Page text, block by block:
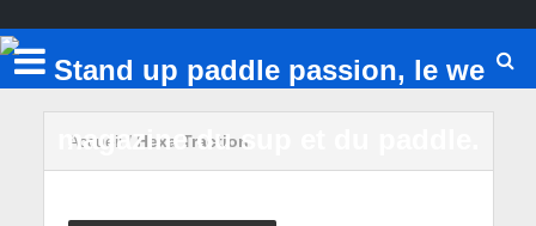
Accueil/ Hexa Traction